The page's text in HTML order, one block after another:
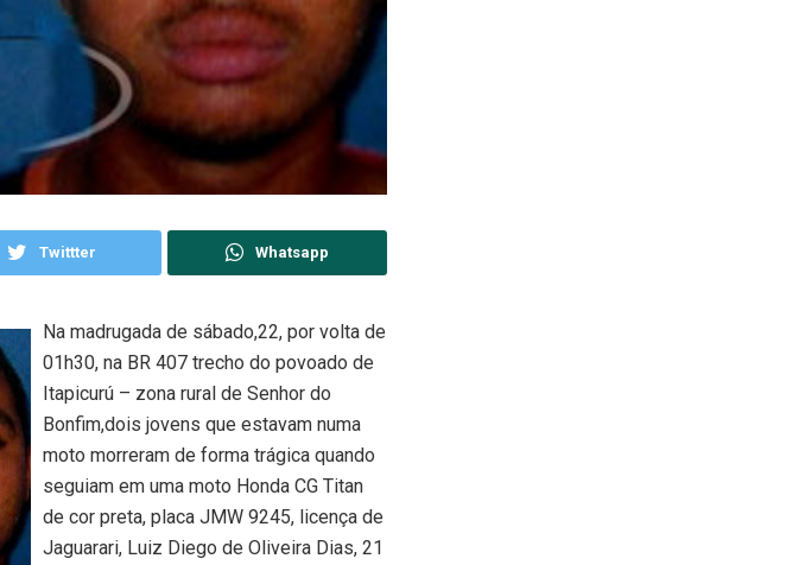
Twittter Whatsapp
Na madrugada de sábado,22, por volta de
01h30, na BR 407 trecho do povoado de
Itapicurú – zona rural de Senhor do
Bonfim,dois jovens que estavam numa
moto morreram de forma trágica quando
seguiam em uma moto Honda CG Titan
de cor preta, placa JMW 9245, licença de
Jaguarari, Luiz Diego de Oliveira Dias, 21